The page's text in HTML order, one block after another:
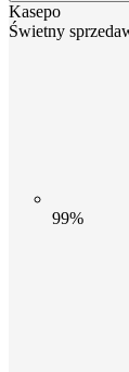
Kasepo
Świetny
99%